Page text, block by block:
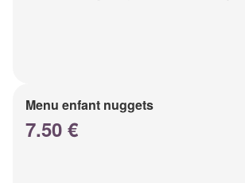
Menu enfant nuggets
7.50 €